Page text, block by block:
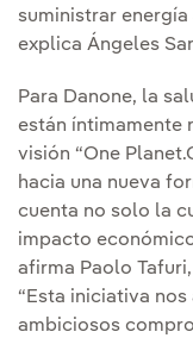
suministrar
explica Ángeles
Para Danone, la
están íntimamente
visión “One
hacia una nueva
cuenta no solo la
impacto
afirma Paolo
“Esta iniciativa
ambiciosos